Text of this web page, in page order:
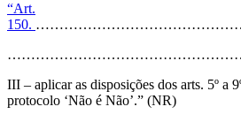
“Art.
150.
III – aplicar as disposições dos arts. 5º a
protocolo ‘Não é Não’.” (NR)